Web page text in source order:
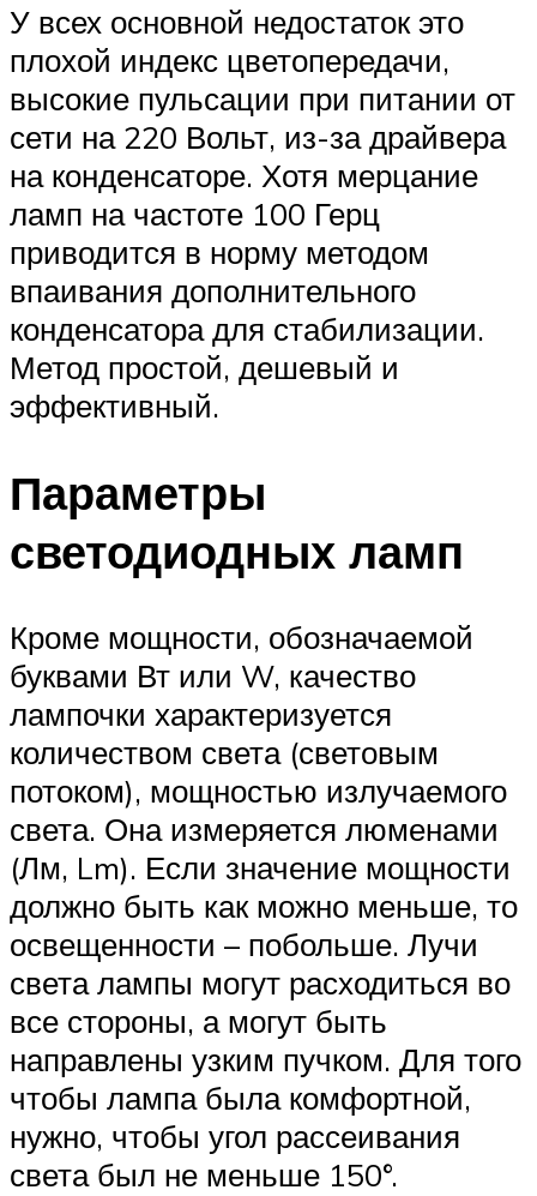
У всех основной недостаток это
плохой индекс цветопередачи,
высокие пульсации при питании от
сети на 220 Вольт, из-за драйвера
на конденсаторе. Хотя мерцание
ламп на частоте 100 Герц
приводится в норму методом
впаивания дополнительного
конденсатора для стабилизации.
Метод простой, дешевый и
эффективный.
Параметры
светодиодных ламп
Кроме мощности, обозначаемой
буквами Вт или W, качество
лампочки характеризуется
количеством света (световым
потоком), мощностью излучаемого
света. Она измеряется люменами
(Лм, Lm). Если значение мощности
должно быть как можно меньше, то
освещенности – побольше. Лучи
света лампы могут расходиться во
все стороны, а могут быть
направлены узким пучком. Для того
чтобы лампа была комфортной,
нужно, чтобы угол рассеивания
света был не меньше 150°.